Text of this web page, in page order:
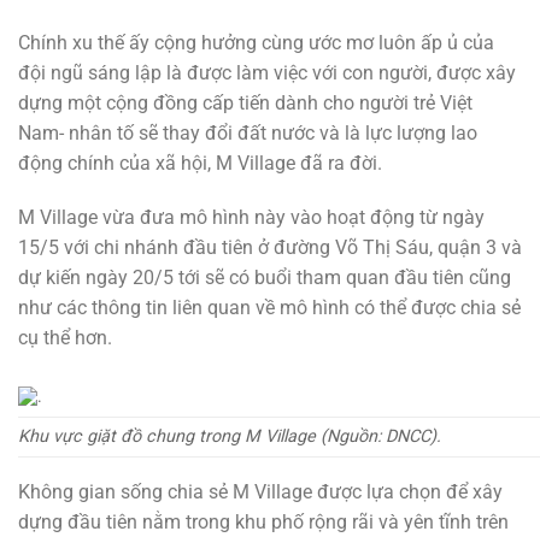
Chính xu thế ấy cộng hưởng cùng ước mơ luôn ấp ủ của
đội ngũ sáng lập là được làm việc với con người, được xây
dựng một cộng đồng cấp tiến dành cho người trẻ Việt
Nam- nhân tố sẽ thay đổi đất nước và là lực lượng lao
động chính của xã hội, M Village đã ra đời.
M Village vừa đưa mô hình này vào hoạt động từ ngày
15/5 với chi nhánh đầu tiên ở đường Võ Thị Sáu, quận 3 và
dự kiến ngày 20/5 tới sẽ có buổi tham quan đầu tiên cũng
như các thông tin liên quan về mô hình có thể được chia sẻ
cụ thể hơn.
Khu vực giặt đồ chung trong M Village (Nguồn: DNCC).
Không gian sống chia sẻ M Village được lựa chọn để xây
dựng đầu tiên nằm trong khu phố rộng rãi và yên tĩnh trên